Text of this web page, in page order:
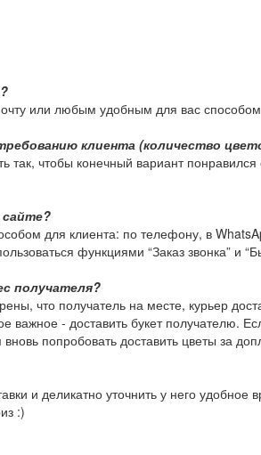
или любым удобным для вас способом
клиента (количество
чтобы конечный вариант
сайте?
для клиента: по телефону, в
функциями “Заказ звонка” и
получателя?
что получатель на месте, курьер
- доставить букет получателю.
попробовать доставить цветы за
и деликатно уточнить у него
:)